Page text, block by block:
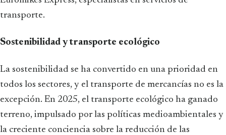
transporte.
Sostenibilidad y transporte ecológico
La sostenibilidad se ha convertido en una prioridad en
todos los sectores, y el transporte de mercancías no es la
excepción. En 2025, el transporte ecológico ha ganado
terreno, impulsado por las políticas medioambientales y
la creciente conciencia sobre la reducción de las